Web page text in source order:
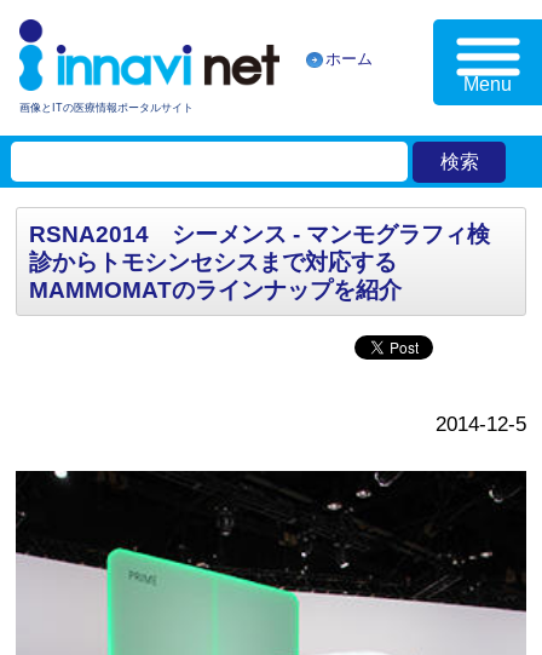
画像とITの医療情報ポータルサイト
ホーム
Menu
RSNA2014 シーメンス - マンモグラフィ検
診からトモシンセシスまで対応する
MAMMOMATのラインナップを紹介
2014-12-5